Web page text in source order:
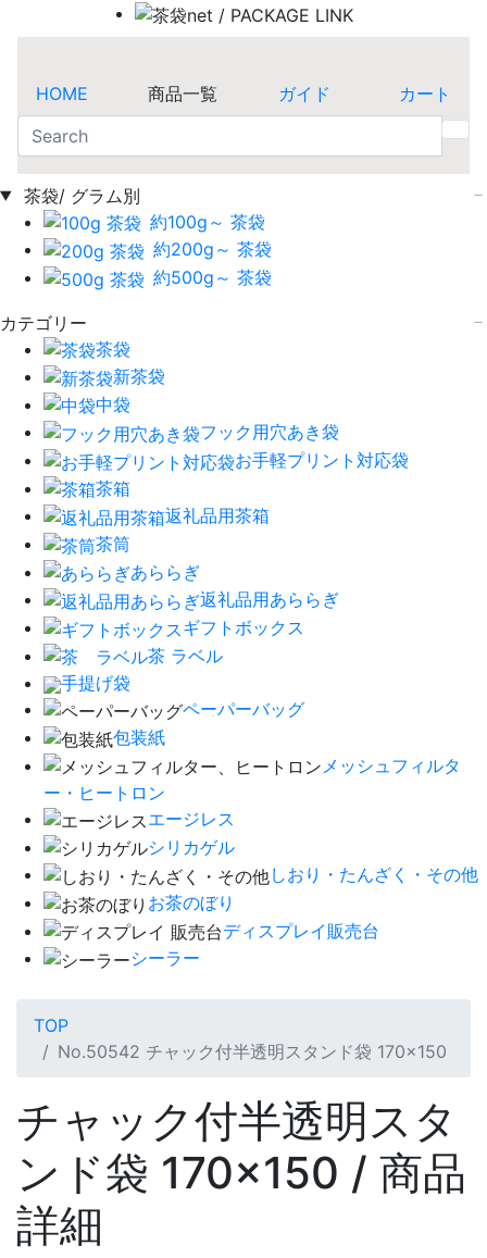
HOME 商品一覧 ガイド カート
茶袋/ グラム別
約100g～ 茶袋
約200g～ 茶袋
約500g～ 茶袋
カテゴリー
茶袋
新茶袋
中袋
フック用穴あき袋
お手軽プリント対応袋
茶箱
返礼品用茶箱
茶筒
あららぎ
返礼品用あららぎ
ギフトボックス
茶 ラベル
手提げ袋
ペーパーバッグ
包装紙
メッシュフィルタ
ー・ヒートロン
エージレス
シリカゲル
しおり・たんざく・その他
お茶のぼり
ディスプレイ販売台
シーラー
TOP
No.50542 チャック付半透明スタンド袋 170×150
チャック付半透明スタ
ンド袋 170×150 / 商品
詳細